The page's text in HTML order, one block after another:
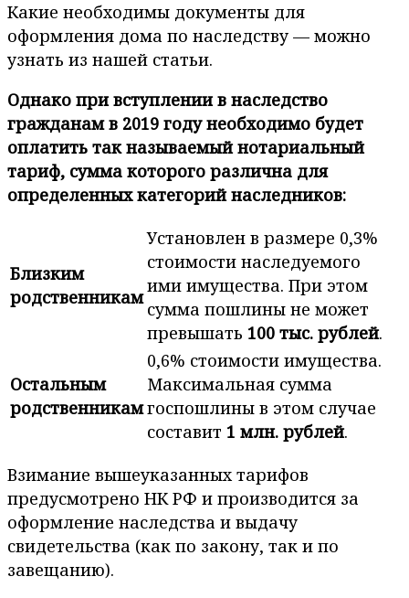
Какие необходимы документы для
оформления дома по наследству — можно
узнать из нашей статьи.
Однако при вступлении в наследство
гражданам в 2019 году необходимо будет
оплатить так называемый нотариальный
тариф, сумма которого различна для
определенных категорий наследников:
Близким
родственникам
Установлен в размере 0,3%
стоимости наследуемого
ими имущества. При этом
сумма пошлины не может
превышать 100 тыс. рублей.
Остальным
родственникам
0,6% стоимости имущества.
Максимальная сумма
госпошлины в этом случае
составит 1 млн. рублей.
Взимание вышеуказанных тарифов
предусмотрено НК РФ и производится за
оформление наследства и выдачу
свидетельства (как по закону, так и по
завещанию).